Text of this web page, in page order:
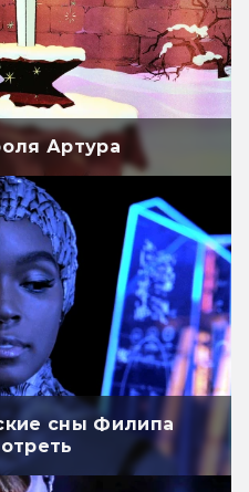
Артура
сны Филипа